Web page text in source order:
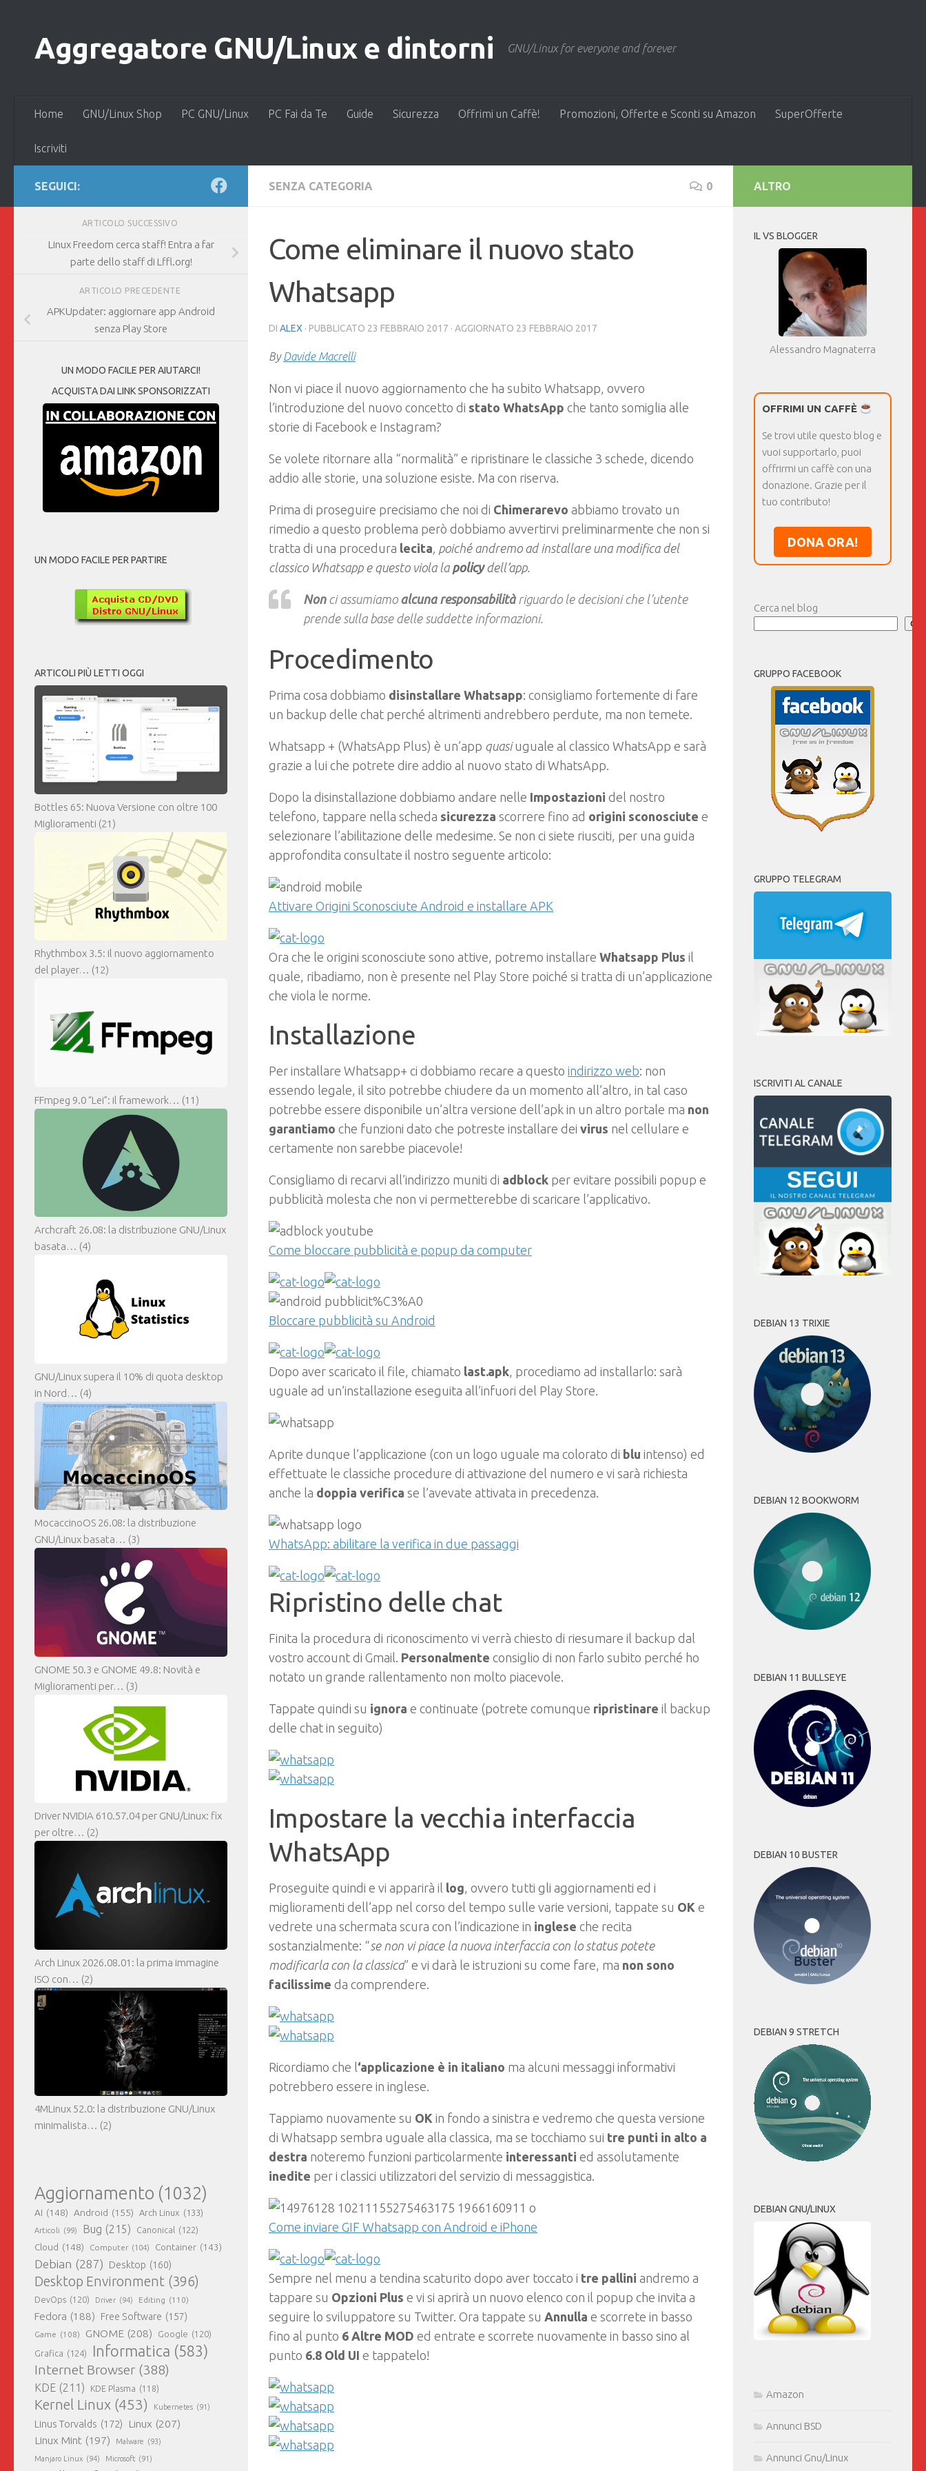
Aggregatore GNU/Linux e dintorni GNU/Linux for everyone and forever
Home GNU/Linux Shop PC GNU/Linux PC Fai da Te Guide Sicurezza Offrimi un Caffè! Promozioni, Offerte e Sconti su Amazon SuperOfferte
Iscriviti
SENZA CATEGORIA 0
Come eliminare il nuovo stato
Whatsapp
DI ALEX · PUBBLICATO 23 FEBBRAIO 2017 · AGGIORNATO 23 FEBBRAIO 2017
ByDavide Macrelli
Non vi piace il nuovo aggiornamento che ha subito Whatsapp, ovvero
l’introduzione del nuovo concetto di stato WhatsApp che tanto somiglia alle
storie di Facebook e Instagram?
Se volete ritornare alla “normalità” e ripristinare le classiche 3 schede, dicendo
addio alle storie, una soluzione esiste. Ma con riserva.
Prima di proseguire precisiamo che noi di Chimerarevo abbiamo trovato un
rimedio a questo problema però dobbiamo avvertirvi preliminarmente che non si
tratta di una procedura lecita, poiché andremo ad installare una modifica del
classico Whatsapp e questo viola la policydell’app.
Nonci assumiamo alcuna responsabilitàriguardo le decisioni che l’utente
prende sulla base delle suddette informazioni.
Procedimento
Prima cosa dobbiamo disinstallare Whatsapp: consigliamo fortemente di fare
un backup delle chat perché altrimenti andrebbero perdute, ma non temete.
Whatsapp + (WhatsApp Plus) è un’app quasiuguale al classico WhatsApp e sarà
grazie a lui che potrete dire addio al nuovo stato di WhatsApp.
Dopo la disinstallazione dobbiamo andare nelle Impostazioni del nostro
telefono, tappare nella scheda sicurezza scorrere fino ad origini sconosciute e
selezionare l’abilitazione delle medesime. Se non ci siete riusciti, per una guida
approfondita consultate il nostro seguente articolo:
Attivare Origini Sconosciute Android e installare APK
Ora che le origini sconosciute sono attive, potremo installare Whatsapp Plus il
quale, ribadiamo, non è presente nel Play Store poiché si tratta di un’applicazione
che viola le norme.
Installazione
Per installare Whatsapp+ ci dobbiamo recare a questo indirizzo web: non
essendo legale, il sito potrebbe chiudere da un momento all’altro, in tal caso
potrebbe essere disponibile un’altra versione dell’apk in un altro portale ma non
garantiamo che funzioni dato che potreste installare dei virus nel cellulare e
certamente non sarebbe piacevole!
Consigliamo di recarvi all’indirizzo muniti di adblock per evitare possibili popup e
pubblicità molesta che non vi permetterebbe di scaricare l’applicativo.
Come bloccare pubblicità e popup da computer
Bloccare pubblicità su Android
Dopo aver scaricato il file, chiamato last.apk, procediamo ad installarlo: sarà
uguale ad un’installazione eseguita all’infuori del Play Store.
Aprite dunque l’applicazione (con un logo uguale ma colorato di blu intenso) ed
effettuate le classiche procedure di attivazione del numero e vi sarà richiesta
anche la doppia verifica se l’avevate attivata in precedenza.
WhatsApp: abilitare la verifica in due passaggi
Ripristino delle chat
Finita la procedura di riconoscimento vi verrà chiesto di riesumare il backup dal
vostro account di Gmail. Personalmente consiglio di non farlo subito perché ho
notato un grande rallentamento non molto piacevole.
Tappate quindi su ignora e continuate (potrete comunque ripristinare il backup
delle chat in seguito)
Impostare la vecchia interfaccia
WhatsApp
Proseguite quindi e vi apparirà il log, ovvero tutti gli aggiornamenti ed i
miglioramenti dell’app nel corso del tempo sulle varie versioni, tappate su OK e
vedrete una schermata scura con l’indicazione in inglese che recita
sostanzialmente: “se non vi piace la nuova interfaccia con lo status potete
modificarla con la classica” e vi darà le istruzioni su come fare, ma non sono
facilissime da comprendere.
Ricordiamo che l‘applicazione è in italiano ma alcuni messaggi informativi
potrebbero essere in inglese.
Tappiamo nuovamente su OK in fondo a sinistra e vedremo che questa versione
di Whatsapp sembra uguale alla classica, ma se tocchiamo sui tre punti in alto a
destra noteremo funzioni particolarmente interessanti ed assolutamente
inedite per i classici utilizzatori del servizio di messaggistica.
Come inviare GIF Whatsapp con Android e iPhone
Sempre nel menu a tendina scaturito dopo aver toccato i tre pallini andremo a
tappare su Opzioni Plus e vi si aprirà un nuovo elenco con il popup che invita a
seguire lo sviluppatore su Twitter. Ora tappate su Annulla e scorrete in basso
fino al punto 6 Altre MOD ed entrate e scorrete nuovamente in basso sino al
punto 6.8 Old UI e tappatelo!
SEGUICI:
ARTICOLO SUCCESSIVO
Linux Freedom cerca staff! Entra a far
parte dello staff di Lffl.org!
ARTICOLO PRECEDENTE
APKUpdater: aggiornare app Android
senza Play Store
UN MODO FACILE PER AIUTARCI!
ACQUISTA DAI LINK SPONSORIZZATI
UN MODO FACILE PER PARTIRE
ARTICOLI PIÙ LETTI OGGI
Bottles 65: Nuova Versione con oltre 100
Miglioramenti (21)
Rhythmbox 3.5: il nuovo aggiornamento
del player… (12)
FFmpeg 9.0 “Lei”: il framework… (11)
Archcraft 26.08: la distribuzione GNU/Linux
basata… (4)
GNU/Linux supera il 10% di quota desktop
in Nord… (4)
MocaccinoOS 26.08: la distribuzione
GNU/Linux basata… (3)
GNOME 50.3 e GNOME 49.8: Novità e
Miglioramenti per… (3)
Driver NVIDIA 610.57.04 per GNU/Linux: fix
per oltre… (2)
Arch Linux 2026.08.01: la prima immagine
ISO con… (2)
4MLinux 52.0: la distribuzione GNU/Linux
minimalista… (2)
Aggiornamento (1032)
AI (148) Android (155) Arch Linux (133)
Articoli (99) Bug (215) Canonical (122)
Cloud (148) Computer (104) Container (143)
Debian (287) Desktop (160)
Desktop Environment (396)
DevOps (120) Driver (94) Editing (110)
Fedora (188) Free Software (157)
Game (108) GNOME (208) Google (120)
Grafica (124) Informatica (583)
Internet Browser (388)
KDE (211) KDE Plasma (118)
Kernel Linux (453) Kubernetes (91)
Linus Torvalds (172) Linux (207)
Linux Mint (197) Malware (93)
Manjaro Linux (94) Microsoft (91)
ALTRO
IL VS BLOGGER
Alessandro Magnaterra
OFFRIMI UN CAFFÈ
Se trovi utile questo blog e
vuoi supportarlo, puoi
offrirmi un caffè con una
donazione. Grazie per il
tuo contributo!
DONA ORA!
Cerca nel blog
GRUPPO FACEBOOK
GRUPPO TELEGRAM
ISCRIVITI AL CANALE
DEBIAN 13 TRIXIE
DEBIAN 12 BOOKWORM
DEBIAN 11 BULLSEYE
DEBIAN 10 BUSTER
DEBIAN 9 STRETCH
DEBIAN GNU/LINUX
Amazon
Annunci BSD
Annunci Gnu/Linux